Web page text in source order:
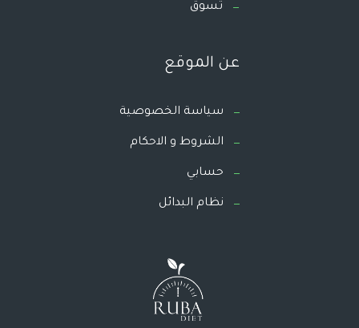
تسوق
عن الموقع
سياسة الخصوصية
الشروط و الاحكام
حسابي
نظام البدائل